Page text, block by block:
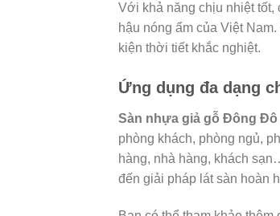
Với khả năng chịu nhiệt tốt,
hậu nóng ẩm của Việt
kiện thời tiết khắc nghiệt.
Ứng dụng đa dạng
Sàn nhựa giả gỗ Đông Đô
phòng khách, phòng ngủ,
hàng, nhà hàng, khách
đến giải pháp lát sàn hoàn